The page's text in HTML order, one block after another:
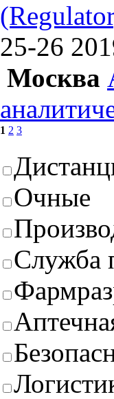
25-26
Москва
1 2 3
Очные
Служба